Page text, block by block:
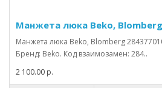
Манжета люка Beko,
Манжета люка Beko, Blomberg
Бренд: Beko. Код взаимозамен: 284..
2 100.00 р.